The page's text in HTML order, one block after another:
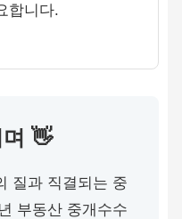
합니다.
👋
질과 직결되는 중
부동산 중개수수